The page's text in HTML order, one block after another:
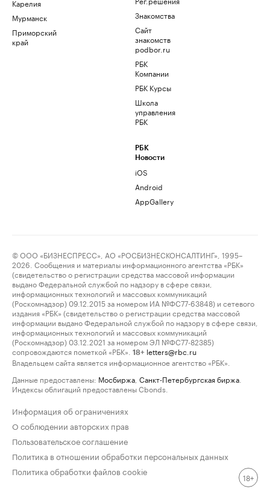
Карелия
Мурманск
Приморский
край
Знакомства
Сайт
знакомств
podbor.ru
РБК
Компании
РБК Курсы
Школа
управления
РБК
РБК
Новости
iOS
Android
AppGallery
© ООО «БИЗНЕСПРЕСС», АО «РОСБИЗНЕСКОНСАЛТИНГ», 1995–
2026. Сообщения и материалы информационного агентства «РБК»
(свидетельство о регистрации средства массовой информации
выдано Федеральной службой по надзору в сфере связи,
информационных технологий и массовых коммуникаций
(Роскомнадзор) 09.12.2015 за номером ИА №ФС77-63848) и сетевого
издания «РБК» (свидетельство о регистрации средства массовой
информации выдано Федеральной службой по надзору в сфере связи,
информационных технологий и массовых коммуникаций
(Роскомнадзор) 03.12.2021 за номером ЭЛ №ФС77-82385)
сопровождаются пометкой «РБК».
18+ letters@rbc.ru
Владельцем сайта является информационное агентство «РБК».
Данные предоставлены: Мосбиржа Санкт-Петербургская биржа
Индексы облигаций предоставлены Cbonds.
Информация об ограничениях
О соблюдении авторских прав
Пользовательское соглашение
Политика в отношении обработки персональных данных
Политика обработки файлов cookie
18+